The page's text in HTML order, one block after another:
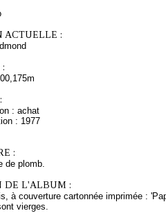
ACTUELLE :
: achat
: 1977
:
de plomb.
DE L'ALBUM :
à couverture cartonnée imprimée :
vierges.